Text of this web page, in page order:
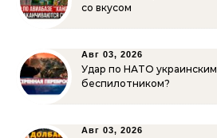
со вкусом
Авг 03, 2026
Удар по НАТО украинским
беспилотником?
Авг 03, 2026